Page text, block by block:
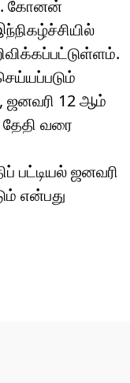
கோனன்
ஜனவரி 12 ஆம்
வரை
பட்டியல் ஜனவரி
என்பது